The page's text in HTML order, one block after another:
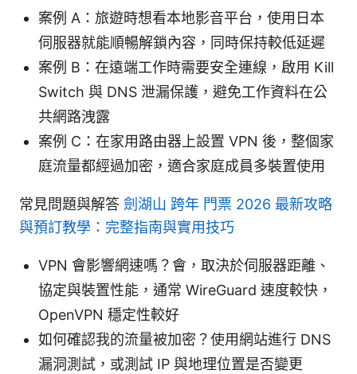
案例 A：旅遊時想看本地影音平台，使用日本
伺服器就能順暢解鎖內容，同時保持較低延遲
案例 B：在遠端工作時需要安全連線，啟用 Kill
Switch 與 DNS 泄漏保護，避免工作資料在公
共網路洩露
案例 C：在家用路由器上設置 VPN 後，整個家
庭流量都經過加密，適合家庭成員多裝置使用
常見問題與解答 劍湖山 跨年 門票 2026 最新攻略
與預訂教學：完整指南與實用技巧
VPN 會影響網速嗎？會，取決於伺服器距離、
協定與裝置性能，通常 WireGuard 速度較快，
OpenVPN 穩定性較好
如何確認我的流量被加密？使用網站進行 DNS
漏洞測試，或測試 IP 與地理位置是否變更